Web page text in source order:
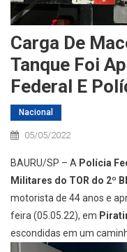
Carga De
Tanque Foi
Federal E
Nacional
05/05/2022
BAURU/SP – A Polícia
Militares do TOR do 2º
motorista de 44 anos e
feira (05.05.22), em
escondidas em um